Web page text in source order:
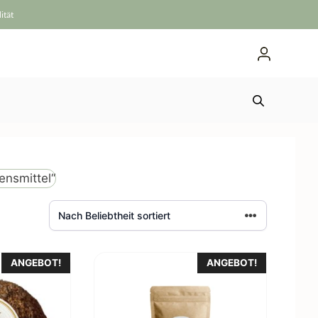
ANGEBOT! ANGEBOT!